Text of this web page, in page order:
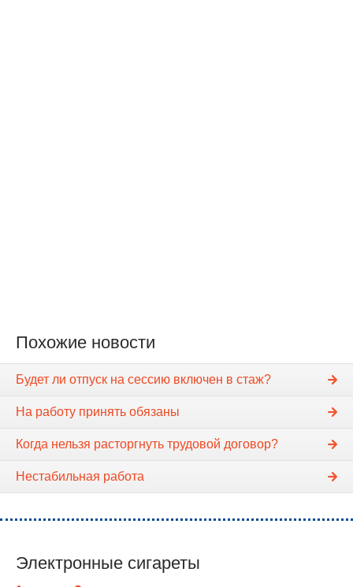
Похожие новости
Будет ли отпуск на сессию включен в стаж?
На работу принять обязаны
Когда нельзя расторгнуть трудовой договор?
Нестабильная работа
Электронные сигареты